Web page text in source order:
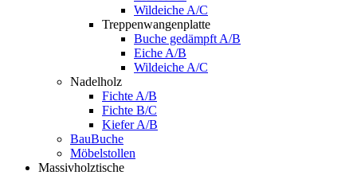
Wildeiche A/C
Treppenwangenplatte
Buche gedämpft A/B
Eiche A/B
Wildeiche A/C
Nadelholz
Fichte A/B
Fichte B/C
Kiefer A/B
BauBuche
Möbelstollen
Massivholztische